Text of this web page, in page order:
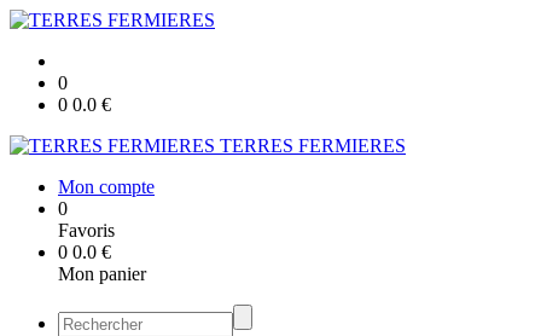
0
0 0.0 €
TERRES FERMIERES
Mon compte
0
Favoris
0 0.0 €
Mon panier